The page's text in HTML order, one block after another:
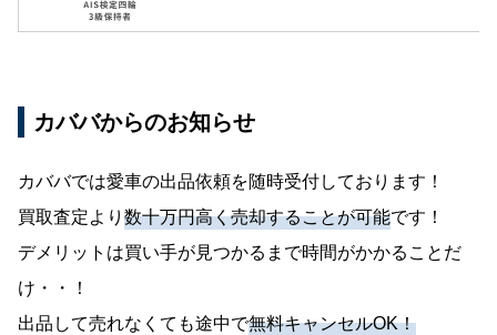
カババからのお知らせ
カババでは愛車の出品依頼を随時受付しております！
買取査定より 数十万円高く売却することが可能です！
デメリットは買い手が見つかるまで時間がかかることだ
け・・！
出品して売れなくても途中で無料キャンセルOK！